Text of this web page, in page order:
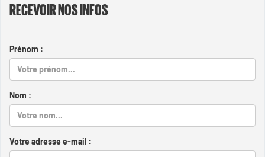
RECEVOIR NOS INFOS
Prénom :
Nom :
Votre adresse e-mail :